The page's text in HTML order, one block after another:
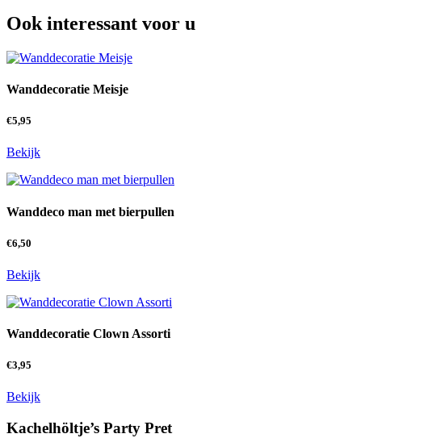
Ook interessant voor u
Wanddecoratie Meisje
€5,95
Bekijk
Wanddeco man met bierpullen
€6,50
Bekijk
Wanddecoratie Clown Assorti
€3,95
Bekijk
Kachelhöltje’s Party Pret